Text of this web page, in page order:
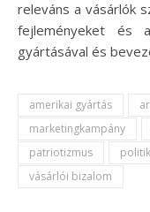
releváns a vásárlók
fejleményeket és
gyártásával és
amerikai gyártás
marketingkampány
patriotizmus
vásárlói bizalom